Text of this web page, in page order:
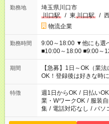
勤務地
埼玉県川口市
川口駅
/ 東 川口駅 /
物流企業
勤務時間
9:00～18:00 ▼他にも選べるシフトいろいろ！ ■9:00～18:00
■10:00～18:00 ■9:00～
■22:00～翌6:00 など
期間
【急募】1日～OK（業
OK！登録後は好きな時
特徴 週1日からOK / 日払いOK
業・WワークOK / 服装
集 / 電話対応なし / パソ